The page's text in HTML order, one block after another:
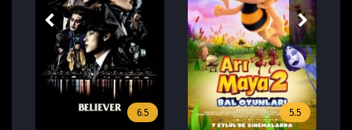
6.5 5.5